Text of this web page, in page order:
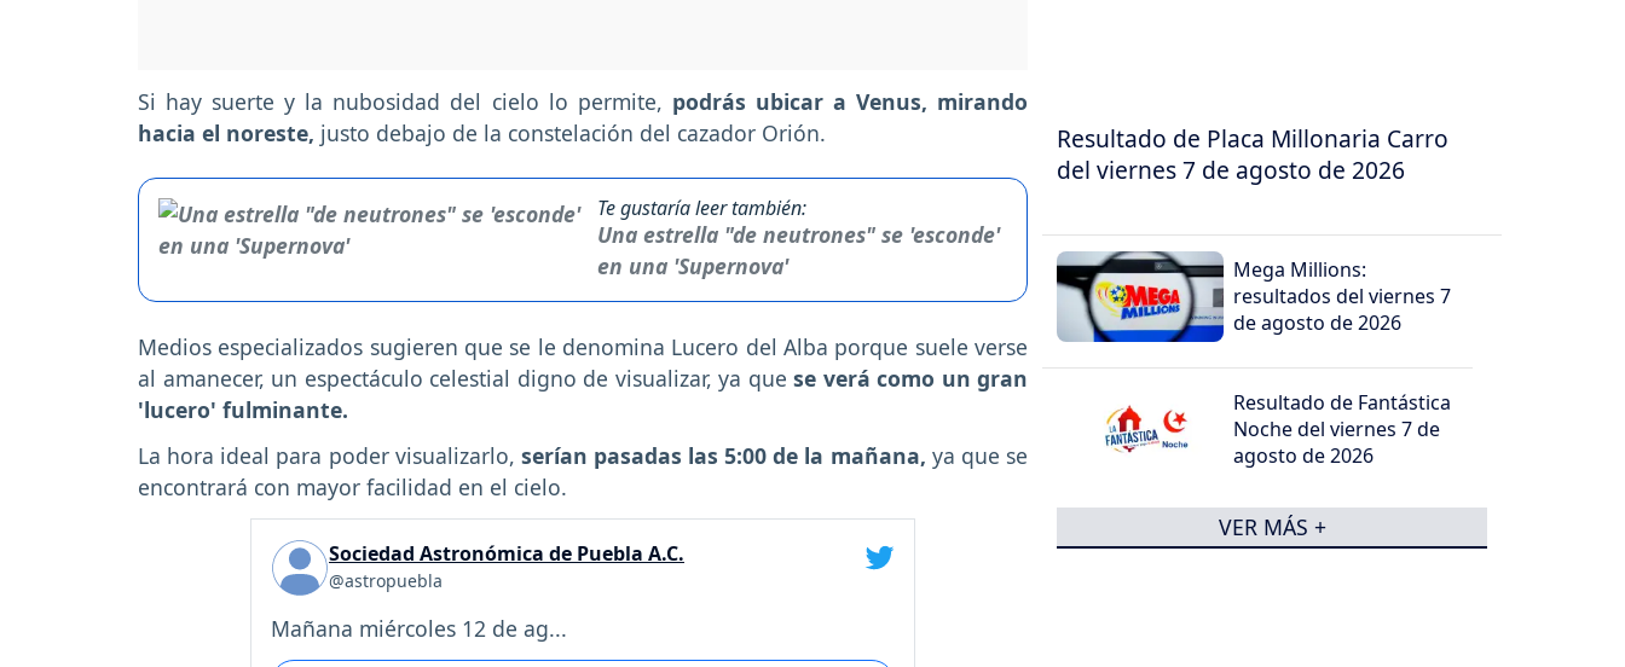
Si hay suerte y la nubosidad del cielo lo permite, podrás ubicar a Venus, mirando
hacia el noreste, justo debajo de la constelación del cazador Orión.
Te gustaría leer también:
Una estrella "de neutrones" se 'esconde'
en una 'Supernova'
Medios especializados sugieren que se le denomina Lucero del Alba porque suele verse
al amanecer, un espectáculo celestial digno de visualizar, ya que se verá como un gran
'lucero' fulminante.
La hora ideal para poder visualizarlo, serían pasadas las 5:00 de la mañana, ya que se
encontrará con mayor facilidad en el cielo.
Sociedad Astronómica de Puebla A.C.
@astropuebla
Mañana miércoles 12 de ag...
Resultado de Placa Millonaria Carro
del viernes 7 de agosto de 2026
Mega Millions:
resultados del viernes 7
de agosto de 2026
Resultado de Fantástica
Noche del viernes 7 de
agosto de 2026
VER MÁS +